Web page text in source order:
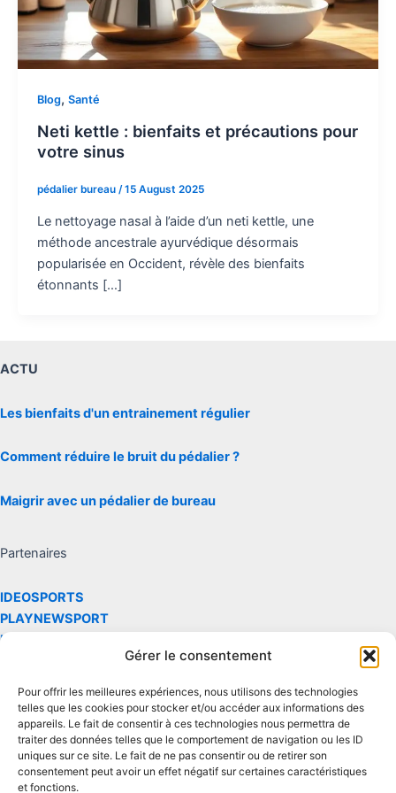
Gérer le consentement
Pour offrir les meilleures expériences, nous utilisons des technologies
telles que les cookies pour stocker et/ou accéder aux informations des
appareils. Le fait de consentir à ces technologies nous permettra de
traiter des données telles que le comportement de navigation ou les ID
uniques sur ce site. Le fait de ne pas consentir ou de retirer son
consentement peut avoir un effet négatif sur certaines caractéristiques
et fonctions.
Blog, Santé
Neti kettle : bienfaits et précautions pour
votre sinus
pédalier bureau /15 August 2025
Le nettoyage nasal à l’aide d’un neti kettle, une
méthode ancestrale ayurvédique désormais
popularisée en Occident, révèle des bienfaits
étonnants […]
ACTU
Les bienfaits d'un entrainement régulier
Comment réduire le bruit du pédalier ?
Maigrir avec un pédalier de bureau
Partenaires
IDEOSPORTS
PLAYNEWSPORT
LARENVERSE
d'affiliation Amazon
Contact